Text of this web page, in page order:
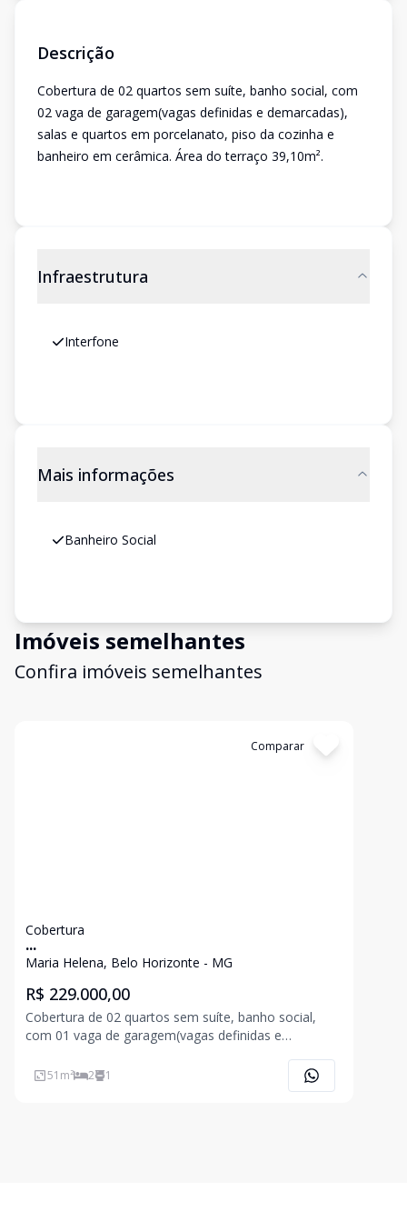
Descrição
Cobertura de 02 quartos sem suíte, banho social, com
02 vaga de garagem(vagas definidas e demarcadas),
salas e quartos em porcelanato, piso da cozinha e
banheiro em cerâmica. Área do terraço 39,10m².
Infraestrutura
Interfone
Mais informações
Banheiro Social
Imóveis semelhantes
Confira imóveis semelhantes
Comparar
Cobertura
...
Maria Helena, Belo Horizonte - MG
R$ 229.000,00
Cobertura de 02 quartos sem suíte, banho social,
com 01 vaga de garagem(vagas definidas e
da cozinha e banheiro em cerâmica. Área do terraço
51 m² 2 1